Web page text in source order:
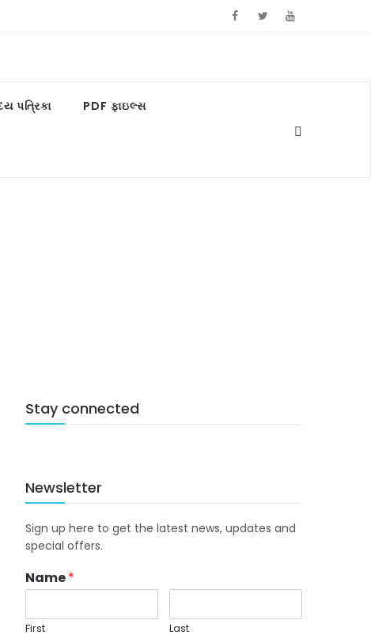
પત્રિકા PDF ફાઇલ્સ
Stay connected
Newsletter
Sign up here to get the latest news, updates and
special offers.
Name*
First Last